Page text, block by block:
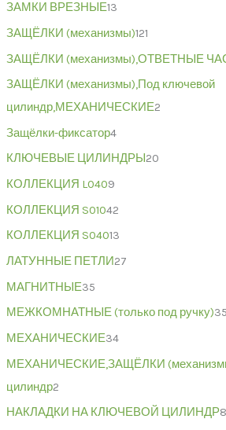
ЗАМКИ ВРЕЗНЫЕ13
ЗАЩЁЛКИ (механизмы)121
ЗАЩЁЛКИ (механизмы),ОТВЕТНЫЕ
ЗАЩЁЛКИ (механизмы),Под ключевой
цилиндр,МЕХАНИЧЕСКИЕ2
Защёлки-фиксатор4
КЛЮЧЕВЫЕ ЦИЛИНДРЫ20
КОЛЛЕКЦИЯ L0409
КОЛЛЕКЦИЯ S01042
КОЛЛЕКЦИЯ S04013
ЛАТУННЫЕ ПЕТЛИ27
МАГНИТНЫЕ35
МЕЖКОМНАТНЫЕ (только под ручку)35
МЕХАНИЧЕСКИЕ34
МЕХАНИЧЕСКИЕ,ЗАЩЁЛКИ
цилиндр2
НАКЛАДКИ НА КЛЮЧЕВОЙ ЦИЛИНДР